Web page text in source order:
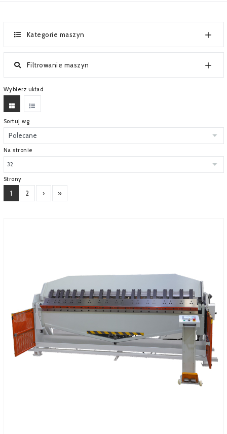
SERWIS
FINANSOWANIE
KATALOGI
O FIRMIE
FAQ
Kategorie maszyn
Filtrowanie maszyn
Wybierz układ
Sortuj wg
Na stronie
Strony
1 2 › »